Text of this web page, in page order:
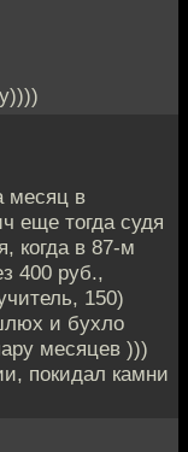
месяц в
еще тогда судя
когда в 87-м
400 руб.,
150)
и бухло
месяцев )))
покидал камни